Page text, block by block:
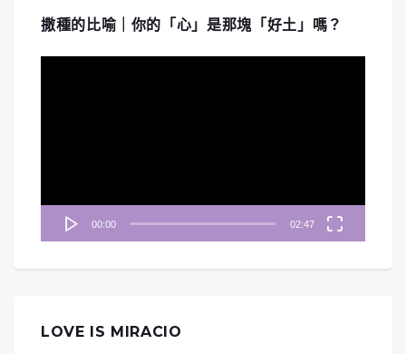
撒種的比喻｜你的「心」是那塊「好土」嗎？
00:00 02:47
LOVE IS MIRACIO